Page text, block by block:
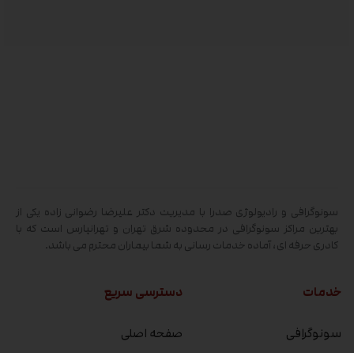
سونوگرافی و رادیولوژی صدرا با مدیریت دکتر علیرضا رضوانی زاده یکی از
بهترین مراکز سونوگرافی در محدوده شرق تهران و تهرانپارس است که با
کادری حرفه ای، آماده خدمات رسانی به شما بیماران محترم می باشد.
خدمات
سونوگرافی
دسترسی سریع
صفحه اصلی